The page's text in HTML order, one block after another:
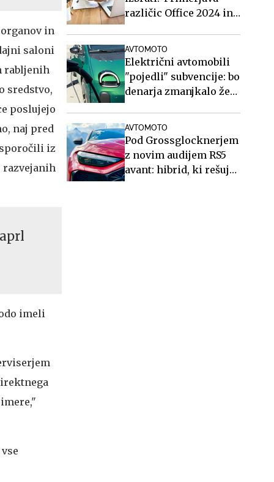
in
saloni
rabljenih
sredstvo,
poslujejo
naj pred
iz
razvejanih
imeli
različic Office 2024 in
AVTOMOTO
Električni avtomobili
"pojedli" subvencije: bo
denarja zmanjkalo že
AVTOMOTO
Pod Grossglocknerjem
z novim audijem RS5
avant: hibrid, ki rešuje